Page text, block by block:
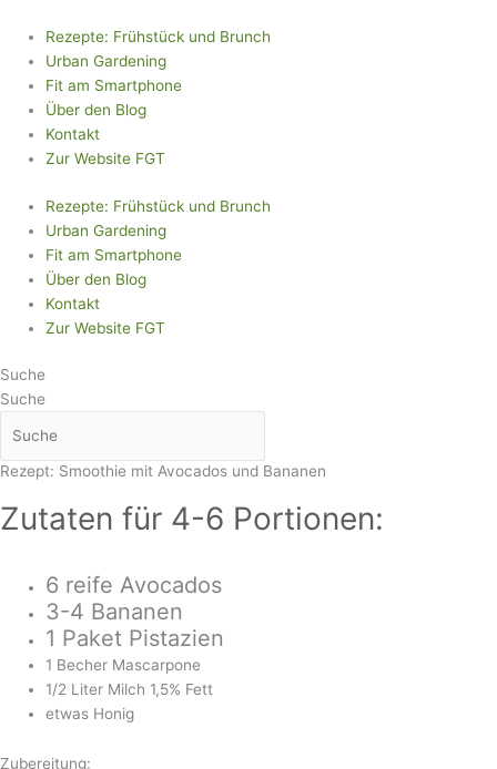
Inhalt
springen
Rezepte: Frühstück und Brunch
Urban Gardening
Fit am Smartphone
Über den Blog
Kontakt
Zur Website FGT
Rezepte: Frühstück und Brunch
Urban Gardening
Fit am Smartphone
Über den Blog
Kontakt
Zur Website FGT
Suche
Suche
Rezept: Smoothie mit Avocados und Bananen
Zutaten für 4-6 Portionen:
6 reife Avocados
3-4 Bananen
1 Paket Pistazien
1 Becher Mascarpone
1/2 Liter Milch 1,5% Fett
etwas Honig
Zubereitung: